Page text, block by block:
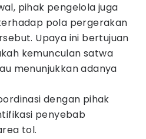
pihak pengelola juga
pola pergerakan
Upaya ini bertujuan
kemunculan satwa
menunjukkan adanya
dengan pihak
penyebab
tol.